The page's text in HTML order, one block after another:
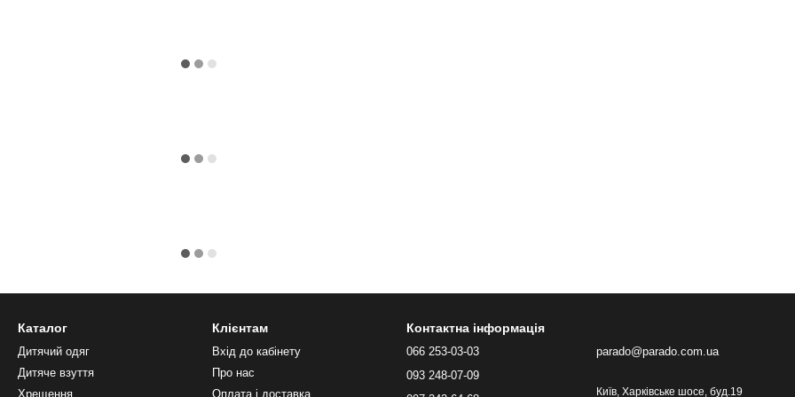
Каталог
Дитячий одяг
Дитяче взуття
Хрещення
Клієнтам
Вхід до кабінету
Про нас
Оплата і доставка
Контактна інформація
066 253-03-03
093 248-07-09
parado@parado.com.ua
Київ, Харківське шосе, буд.19